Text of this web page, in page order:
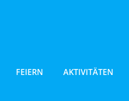
FEIERN AKTIVITÄTEN